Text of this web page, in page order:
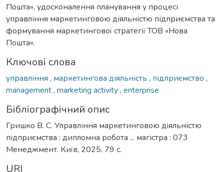
Пошта», удосконалення планування у процесі
управління маркетинговою діяльністю підприємства та
формування маркетингової стратегії ТОВ «Нова
Пошта».
Ключові слова
управління , маркетингова діяльність , підприємство ,
management, marketing activity, enterprise
Бібліографічний опис
Гришко В. С. Управління маркетинговою діяльністю
підприємства : дипломна робота ... магістра : 073
Менеджмент. Київ, 2025. 79 с.
URI